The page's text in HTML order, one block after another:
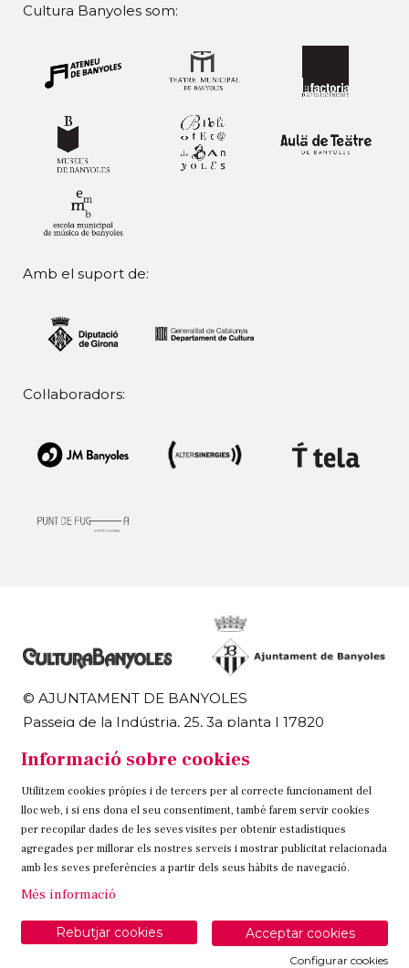
Cultura Banyoles som:
Amb el suport de:
Col·laboradors:
© AJUNTAMENT DE BANYOLES
Passeig de la Indústria, 25, 3a planta | 17820
972 58 18 48 | 972 57 00 50
Sitemap Avís Legal Ús de Cookies Contacteu
Link a instagram
Link a twitter
Link a facebook
Informació sobre cookies
Utilitzem cookies pròpies i de tercers per al correcte funcionament del
lloc web, i si ens dona el seu consentiment, també farem servir cookies
per recopilar dades de les seves visites per obtenir estadístiques
agregades per millorar els nostres serveis i mostrar publicitat relacionada
amb les seves preferències a partir dels seus hàbits de navegació.
Més informació
Acceptar cookies
Rebutjar cookies
Configurar cookies